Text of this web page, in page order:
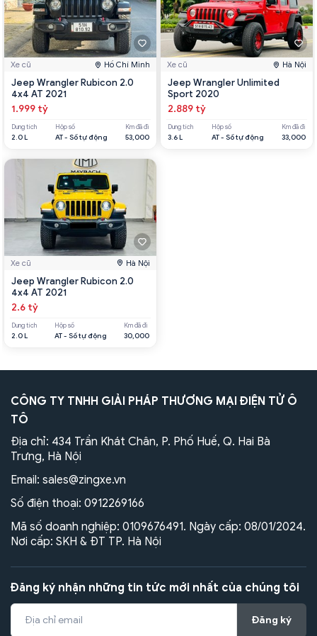
Xe cũ Hồ Chí Minh
Jeep Wrangler Rubicon 2.0
4x4 AT 2021
1.999 tỷ
Dung tích
2.0 L
Hộp số
AT - Số tự động
Km đã đi
53,000
Xe cũ Hà Nội
Jeep Wrangler Rubicon 2.0
4x4 AT 2021
2.6 tỷ
Dung tích
2.0 L
Hộp số
AT - Số tự động
Km đã đi
30,000
Xe cũ Hà Nội
Jeep Wrangler Unlimited
Sport 2020
2.889 tỷ
Dung tích
3.6 L
Hộp số
AT - Số tự động
Km đã đi
33,000
CÔNG TY TNHH GIẢI PHÁP THƯƠNG MẠI ĐIỆN TỬ Ô
TÔ
Địa chỉ: 434 Trần Khát Chân, P. Phố Huế, Q. Hai Bà
Trưng, Hà Nội
Email: sales@zingxe.vn
Số điện thoại: 0912269166
Mã số doanh nghiệp: 0109676491. Ngày cấp: 08/01/2024.
Nơi cấp: SKH & ĐT TP. Hà Nội
Đăng ký nhận những tin tức mới nhất của chúng tôi
Đăng ký